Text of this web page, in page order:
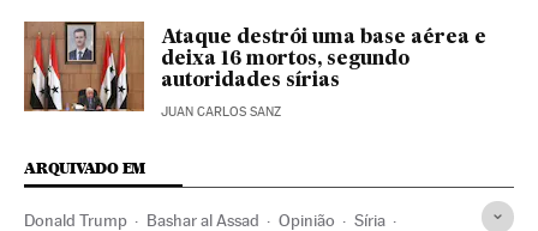
Ataque destrói uma base aérea e
deixa 16 mortos, segundo
autoridades sírias
JUAN CARLOS SANZ
ARQUIVADO EM
Donald Trump Bashar al Assad Opinião Síria